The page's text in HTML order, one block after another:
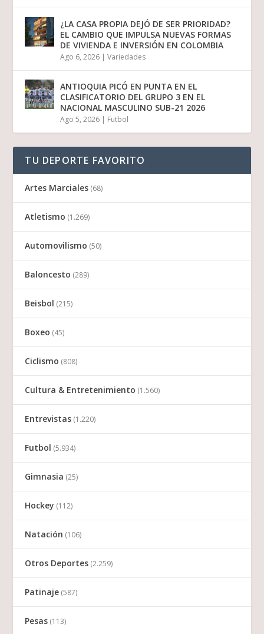
¿LA CASA PROPIA DEJÓ DE SER PRIORIDAD?
EL CAMBIO QUE IMPULSA NUEVAS FORMAS
DE VIVIENDA E INVERSIÓN EN COLOMBIA
Ago 6, 2026 |Variedades
ANTIOQUIA PICÓ EN PUNTA EN EL
CLASIFICATORIO DEL GRUPO 3 EN EL
NACIONAL MASCULINO SUB-21 2026
Ago 5, 2026 | Futbol
TU DEPORTE FAVORITO
Artes Marciales (68)
Atletismo (1.269)
Automovilismo (50)
Baloncesto (289)
Beisbol (215)
Boxeo (45)
Ciclismo (808)
Cultura & Entretenimiento (1.560)
Entrevistas (1.220)
Futbol (5.934)
Gimnasia (25)
Hockey (112)
Natación (106)
Otros Deportes (2.259)
Patinaje (587)
Pesas (113)